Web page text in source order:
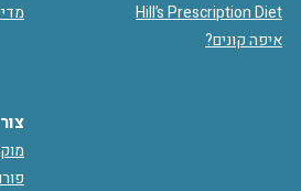
Hill’s Prescription Diet
איפה קונים?
מוקד